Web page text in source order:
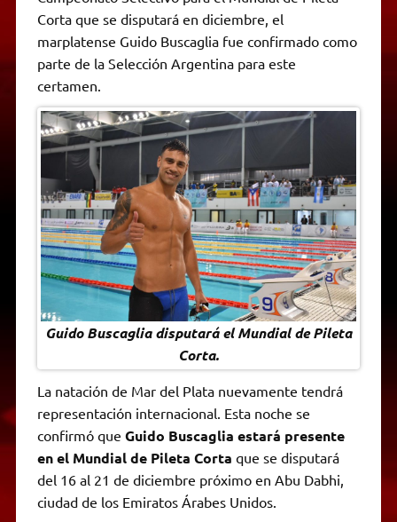
A
p
p
a
m
r
o
o
k
g
e
n
k
F
r
i
e
n
y
Corta que se disputará en diciembre, el
marplatense Guido Buscaglia fue confirmado como
parte de la Selección Argentina para este
certamen.
Guido Buscaglia disputará el Mundial de Pileta
Corta.
La natación de Mar del Plata nuevamente tendrá
representación internacional. Esta noche se
confirmó que Guido Buscaglia estará presente
en el Mundial de Pileta Corta que se disputará
del 16 al 21 de diciembre próximo en Abu Dabhi,
ciudad de los Emiratos Árabes Unidos.